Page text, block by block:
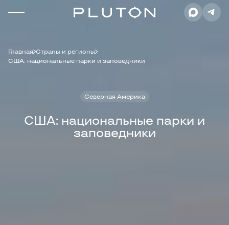
Главная Страны и регионы
США: национальные парки и заповедники
Северная Америка
США: национальные парки и
заповедники